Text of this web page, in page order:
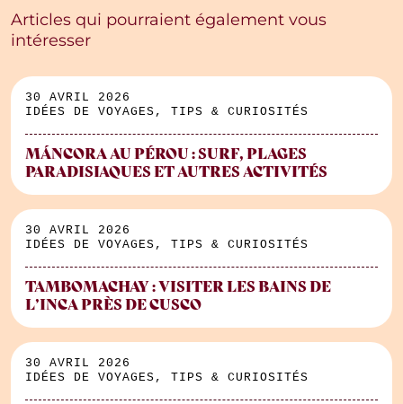
Articles qui pourraient également vous
intéresser
30 AVRIL 2026
IDÉES DE VOYAGES, TIPS & CURIOSITÉS
MÁNCORA AU PÉROU : SURF, PLAGES
PARADISIAQUES ET AUTRES ACTIVITÉS
30 AVRIL 2026
IDÉES DE VOYAGES, TIPS & CURIOSITÉS
TAMBOMACHAY : VISITER LES BAINS DE
L’INCA PRÈS DE CUSCO
30 AVRIL 2026
IDÉES DE VOYAGES, TIPS & CURIOSITÉS